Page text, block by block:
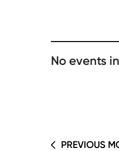
No events
PREVIOUS